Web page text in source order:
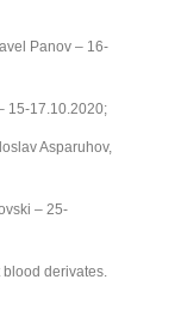
Panov – 16-
15-17.10.2020;
Asparuhov,
– 25-
blood derivates.